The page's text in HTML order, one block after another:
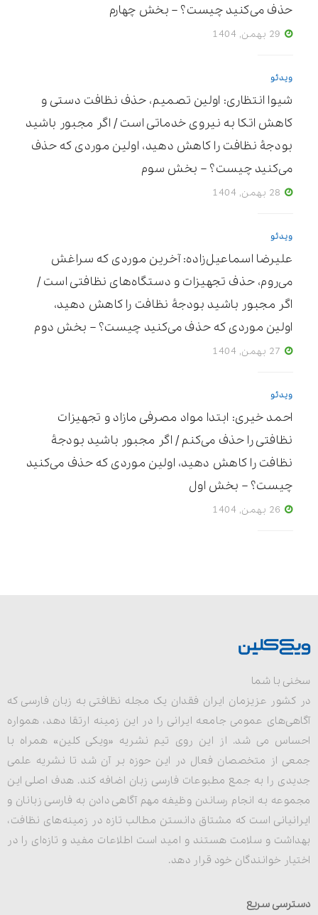
حذف می‌کنید چیست؟ – بخش چهارم
ویدئو
شیوا انتظاری: اولین تصمیم، حذف نظافت دستی و
کاهش اتکا به نیروی خدماتی است / اگر مجبور باشید
بودجۀ نظافت را کاهش دهید، اولین موردی که حذف
می‌کنید چیست؟ – بخش سوم
ویدئو
علیرضا اسماعیل‌زاده: آخرین موردی که سراغش
می‌روم، حذف تجهیزات و دستگاه‌های نظافتی است /
اگر مجبور باشید بودجۀ نظافت را کاهش دهید،
اولین موردی که حذف می‌کنید چیست؟ – بخش دوم
ویدئو
احمد خیری: ابتدا مواد مصرفی مازاد و تجهیزات
نظافتی را حذف می‌کنم / اگر مجبور باشید بودجۀ
نظافت را کاهش دهید، اولین موردی که حذف می‌کنید
چیست؟ – بخش اول
سخنی با شما
در کشور عزیزمان ایران فقدان یک مجله نظافتی به زبان فارسی که
آگاهی‌های عمومی جامعه ایرانی را در این زمینه ارتقا دهد، همواره
احساس می شد. از این روی تیم نشریه «ویکی کلین» همراه با
جمعی از متخصصان فعال در این حوزه بر آن شد تا نشریه علمی
جدیدی را به جمع مطبوعات فارسی زبان اضافه کند. هدف اصلی این
مجموعه به انجام رساندن وظیفه مهم آگاهی دادن به فارسی زبانان و
ایرانیانی است که مشتاق دانستن مطالب تازه در زمینه‌های نظافت،
بهداشت و سلامت هستند و امید است اطلاعات مفید و تازه‌ای را در
اختیار خوانندگان خود قرار دهد.
دسترسی سریع